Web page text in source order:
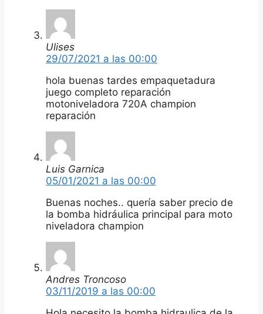
Ulises
29/07/2021 a las 00:00
hola buenas tardes empaquetadura
juego completo reparación
motoniveladora 720A champion
reparación
Luis Garnica
05/01/2021 a las 00:00
Buenas noches.. quería saber precio de
la bomba hidráulica principal para moto
niveladora champion
Andres Troncoso
03/11/2019 a las 00:00